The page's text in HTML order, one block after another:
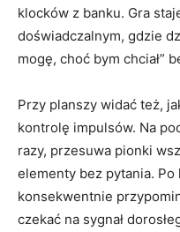
klocków z banku. Gra
doświadczalnym, gdzie
mogę, choć bym chciał”
Przy planszy widać też,
kontrolę impulsów. Na
razy, przesuwa pionki
elementy bez pytania.
konsekwentnie
czekać na sygnał